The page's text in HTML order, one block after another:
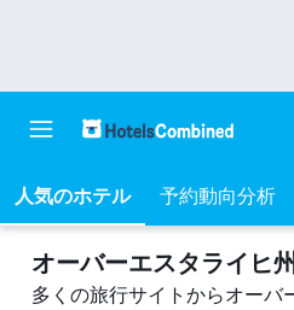
人気のホテル 予約動向分析
オーバーエスタライヒ
多くの旅行サイトからオーバ